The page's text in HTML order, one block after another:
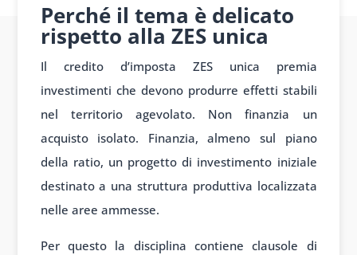
Perché il tema è delicato
rispetto alla ZES unica
Il credito d’imposta ZES unica premia
investimenti che devono produrre effetti stabili
nel territorio agevolato. Non finanzia un
acquisto isolato. Finanzia, almeno sul piano
della ratio, un progetto di investimento iniziale
destinato a una struttura produttiva localizzata
nelle aree ammesse.
Per questo la disciplina contiene clausole di